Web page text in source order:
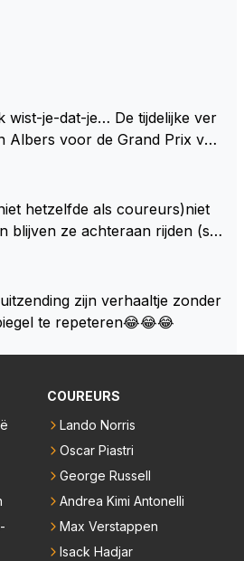
Albers voor de Grand Prix van
de race daarna werd het st
door Sakon Yamamot
keer dat een Spyker ooit aan
aan alle kanten door iederee
later opgeven vanwege een
d
hetzelfde als coureurs)niet
blijven ze achteraan rijden (so
omroepbedrijf.
zijn verhaaltje zonder
te repeteren😂😂😂
COUREURS
Lando Norris
Oscar Piastri
George Russell
Andrea Kimi Antonelli
Max Verstappen
Isack Hadjar